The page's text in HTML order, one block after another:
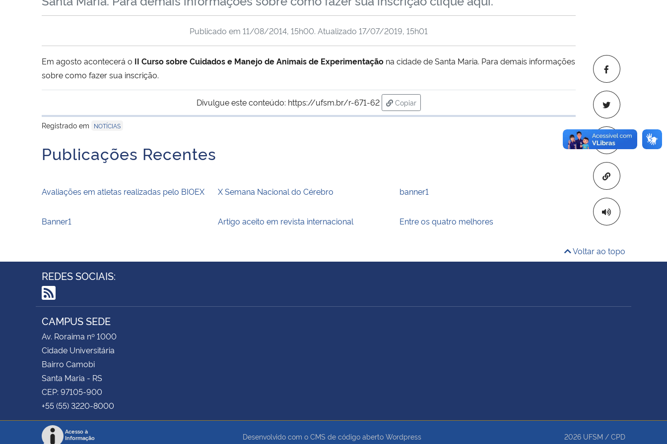
Copiar para
Publicado em 11/08/2014, 15h00. Atualizado 17/07/2019, 15h01
Em agosto acontecerá o II Curso sobre Cuidados e Manejo de Animais de Experimentação na cidade de Santa Maria. Para demais informações
sobre como fazer sua inscrição.
Divulgue este conteúdo: https://ufsm.br/r-671-62
Copiar
para área de transferência
Registrado em
NOTÍCIAS
Publicações Recentes
Avaliações em atletas realizadas pelo BIOEX X Semana Nacional do Cérebro banner1
Banner1 Artigo aceito em revista internacional Entre os quatro melhores
Voltar ao topo
REDES SOCIAIS:
RSS
CAMPUS SEDE
Av. Roraima nº 1000
Cidade Universitária
Bairro Camobi
Santa Maria - RS
CEP: 97105-900
+55 (55) 3220-8000
Acesso à
Informação
Desenvolvido com o CMS de código aberto Wordpress 2026 UFSM / CPD